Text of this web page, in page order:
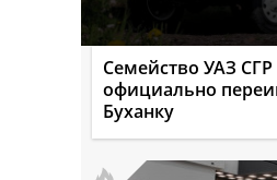
Семейство УАЗ СГР
официально
Буханку